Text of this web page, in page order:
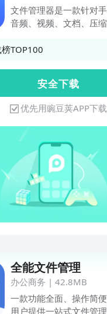
文件管理器是一款针对手
音频、视频、文档、压
类文件，对手机里的文件
分类手机所有文件，支
式【图片管理】可将手
置成壁纸，情侣照、艺术
还是日常对你有意义的照
机壁纸，方便简单。还
裁剪、编辑，查看图片
径，再也不用担心图片找
【文档管理】针对手机
行一键分享、查看各类
捷！【压缩包】针对手机
包，可以查看、改文件
工具，RAR、zip、PDF
频、图片、未知类型，均
机内存管理】支持查看
内存情况，可进行名称
TOP100
安 全 下 载
优先用豌豆荚APP下载
全能文件管理
办公商务 | 42.8MB
一款功能全面、操作简
用户提供一站式文件管